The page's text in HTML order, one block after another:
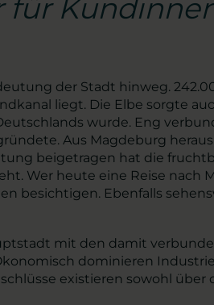
der Stadt hinweg.
liegt. Die Elbe sorgte
wurde. Eng
Aus Magdeburg
beigetragen hat die
Wer heute eine Reise
besichtigen. Ebenfalls
mit den damit
dominieren
existieren sowohl